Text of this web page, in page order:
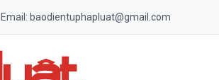
Email: baodientuphapluat@gmail.com